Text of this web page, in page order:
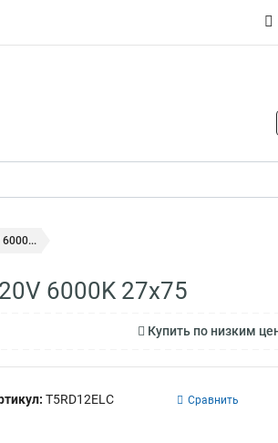
6000...
6000K 27x75
Купить по низким
T5RD12ELC Сравнить